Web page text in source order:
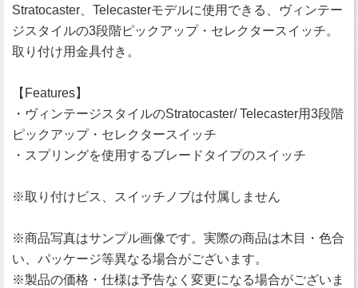
Stratocaster、Telecasterモデルに使用できる、ヴィンテー
ジスタイルの3段階ピックアップ・セレクタースイッチ。
取り付け用金具付き。
【Features】
・ヴィンテージスタイルのStratocaster/ Telecaster用3段階
ピックアップ・セレクタースイッチ
・スプリングを使用するブレードタイプのスイッチ
※取り付けビス、スイッチノブは付属しません
※商品写真はサンプル画像です。実際の商品は木目・色合
い、パッケージ等異なる場合がございます。
※製品の価格・仕様は予告なく変更になる場合がございま